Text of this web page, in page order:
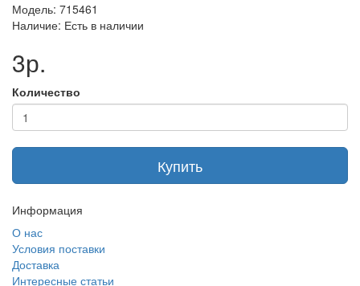
Модель: 715461
Наличие: Есть в наличии
3р.
Количество
Купить
Информация
О нас
Условия поставки
Доставка
Интересные статьи